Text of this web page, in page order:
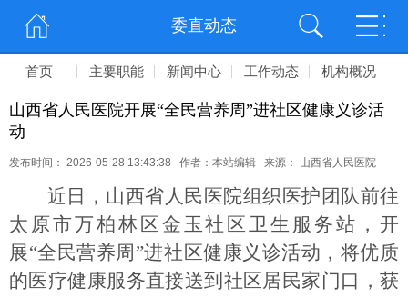
委直动态
首页 主要职能 新闻中心 工作动态 机构概况
山西省人民医院开展“全民营养周”进社区健康义诊活
动
发布时间： 2026-05-28 13:43:38 作者：本站编辑 来源： 山西省人民医院
近日，山西省人民医院组织医护团队前往
太原市万柏林区金玉社区卫生服务站，开
展“全民营养周”进社区健康义诊活动，将优质
的医疗健康服务直接送到社区居民家门口，获